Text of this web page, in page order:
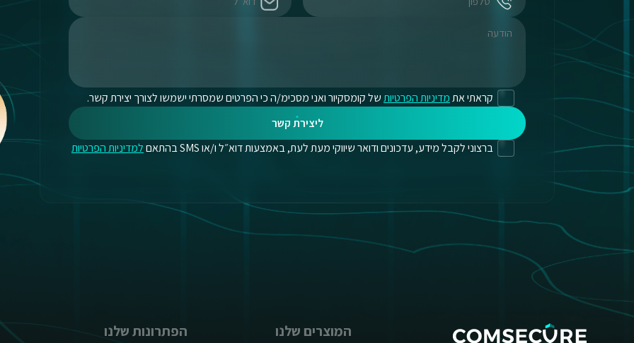
קראתי אתמדיניות הפרטיותשל קומסקיור ואני מסכימ/ה כי הפרטים שמסרתי ישמשו לצורך יצירת קשר.
ליצירת קשר
ברצוני לקבל מידע, עדכונים ודואר שיווקי מעת לעת, באמצעות דוא״ל ו/או SMS בהתאם
למדיניות הפרטיות
המוצרים שלנו הפתרונות שלנו